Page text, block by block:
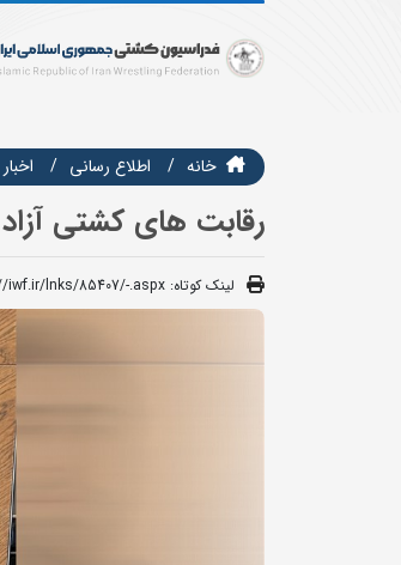
خانه اطلاع رسانی اخبار
رقابت های کشتی
لینک کوتاه: iwf.ir/lnks/85407/-.aspx